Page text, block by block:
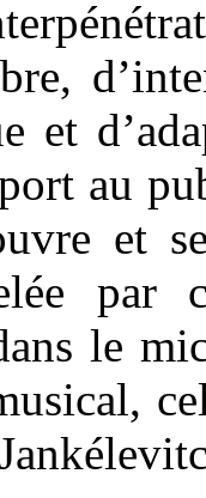
et
au
et
le